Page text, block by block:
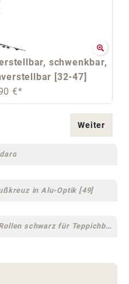
schwenkbar,
[32-47]
€*
Weiter
in Alu-Optik [49]
DR1 Rollen schwarz für Teppichböden [10]